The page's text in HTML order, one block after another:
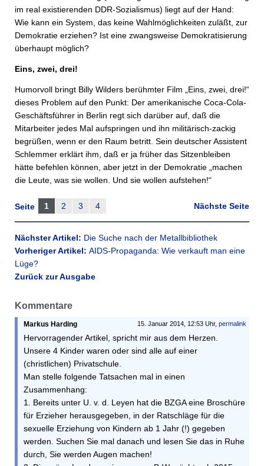
im real existierenden DDR-Sozialismus) liegt auf der Hand:
Wie kann ein System, das keine Wahlmöglichkeiten zuläßt, zur
Demokratie erziehen? Ist eine zwangsweise Demokratisierung
überhaupt möglich?
Eins, zwei, drei!
Humorvoll bringt Billy Wilders berühmter Film „Eins, zwei, drei!“
dieses Problem auf den Punkt: Der amerikanische Coca-Cola-
Geschäftsführer in Berlin regt sich darüber auf, daß die
Mitarbeiter jedes Mal aufspringen und ihn militärisch-zackig
begrüßen, wenn er den Raum betritt. Sein deutscher Assistent
Schlemmer erklärt ihm, daß er ja früher das Sitzenbleiben
hätte befehlen können, aber jetzt in der Demokratie „machen
die Leute, was sie wollen. Und sie wollen aufstehen!“
Nächste Seite
Seite 1 2 3 4
Nächster Artikel: Die Suche nach der Metallbibliothek
Vorheriger Artikel: AIDS-Propaganda: Wie verkauft man eine
Lüge?
Zurück zur Ausgabe
Kommentare
15. Januar 2014, 12:53 Uhr, permalink
Markus Harding
Hervorragender Artikel, spricht mir aus dem Herzen.
Unsere 4 Kinder waren oder sind alle auf einer
(christlichen) Privatschule.
Man stelle folgende Tatsachen mal in einen
Zusammenhang:
1. Bereits unter U. v. d. Leyen hat die BZGA eine Broschüre
für Erzieher herausgegeben, in der Ratschläge für die
sexuelle Erziehung von Kindern ab 1 Jahr (!) gegeben
werden. Suchen Sie mal danach und lesen Sie das in Ruhe
durch, Sie werden Augen machen!